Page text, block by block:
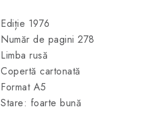
Ediție 1976
Număr de pagini 278
Limba rusă
Copertă cartonată
Format A5
Stare: foarte bună